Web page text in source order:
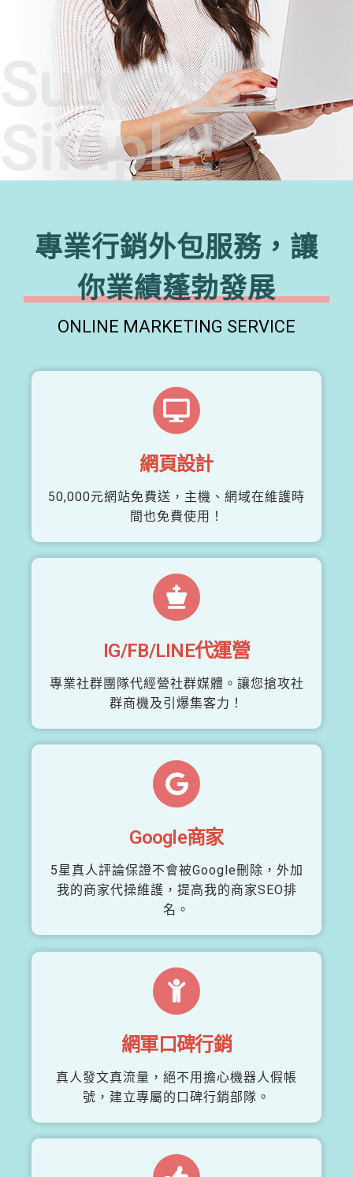
Success,
Simple!
專業行銷外包服務，讓
你業績蓬勃發展
ONLINE MARKETING SERVICE
網頁設計
50,000元網站免費送，主機、網域在維護時
間也免費使用！
IG/FB/LINE代運營
專業社群團隊代經營社群媒體。讓您搶攻社
群商機及引爆集客力！
Google商家
5星真人評論保證不會被Google刪除，外加
我的商家代操維護，提高我的商家SEO排
名。
網軍口碑行銷
真人發文真流量，絕不用擔心機器人假帳
號，建立專屬的口碑行銷部隊。